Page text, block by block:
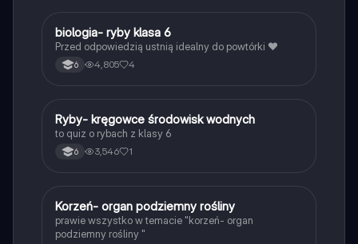
BBiologia
biologia- ryby klasa 6
Przed odpowiedzią ustnią idealny do powtórki ❤️
6 4,805 4
RBiologia
Ryby- kręgowce środowisk wodnych
to quiz o rybach z klasy 6
6 3,546 1
KBiologia
Korzeń- organ podziemny rośliny
prawie wszystko w temacie "korzeń- organ
podziemny rośliny "